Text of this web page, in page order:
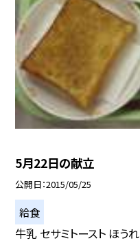
5月22日の献立
公開日 2015/05/25
給食
牛乳 セサミトースト ほう